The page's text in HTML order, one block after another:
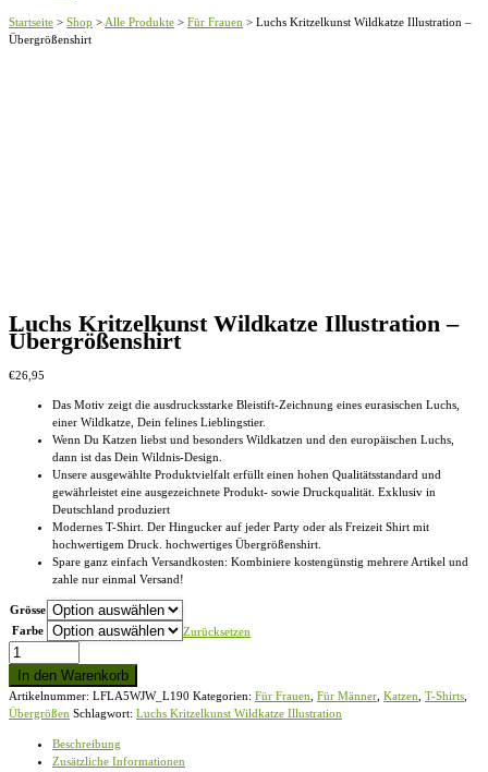
Startseite > Shop > Alle Produkte > Für Frauen > Luchs Kritzelkunst Wildkatze Illustration –
Übergrößenshirt
Luchs Kritzelkunst Wildkatze Illustration –
Übergrößenshirt
€26,95
Das Motiv zeigt die ausdrucksstarke Bleistift-Zeichnung eines eurasischen Luchs,
einer Wildkatze, Dein felines Lieblingstier.
Wenn Du Katzen liebst und besonders Wildkatzen und den europäischen Luchs,
dann ist das Dein Wildnis-Design.
Unsere ausgewählte Produktvielfalt erfüllt einen hohen Qualitätsstandard und
gewährleistet eine ausgezeichnete Produkt- sowie Druckqualität. Exklusiv in
Deutschland produziert
Modernes T-Shirt. Der Hingucker auf jeder Party oder als Freizeit Shirt mit
hochwertigem Druck. hochwertiges Übergrößenshirt.
Spare ganz einfach Versandkosten: Kombiniere kostengünstig mehrere Artikel und
zahle nur einmal Versand!
Grösse
Farbe
Zurücksetzen
Luchs
Kritzelkunst
Wildkatze
Illustration
-
Übergrößenshirt
In den Warenkorb
Artikelnummer: LFLA5WJW_L190 Kategorien: Für Frauen, Für Männer, Katzen, T-Shirts,
Übergrößen Schlagwort: Luchs Kritzelkunst Wildkatze Illustration
Beschreibung
Zusätzliche Informationen